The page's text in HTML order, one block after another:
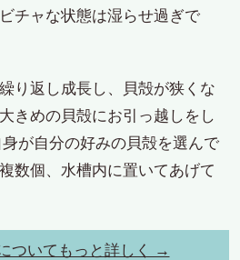
チャな状態は湿らせ過ぎで
り返し成長し、貝殻が狭くな
きめの貝殻にお引っ越しをし
が自分の好みの貝殻を選んで
数個、水槽内に置いてあげて
ついてもっと詳しく →